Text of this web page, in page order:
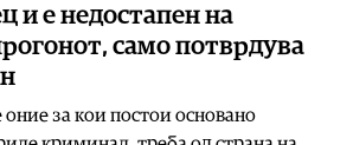
и е недостапен на
само потврдува
оние за кои постои основано